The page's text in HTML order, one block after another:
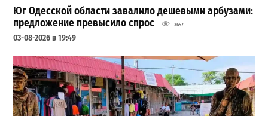
Юг Одесской области завалило дешевыми арбузами:
предложение превысило спрос
3657
03-08-2026 в 19:49